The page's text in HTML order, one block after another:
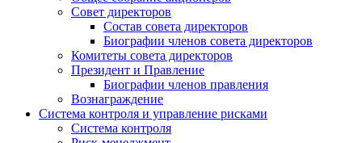
Совет директоров
Состав совета директоров
Биографии членов совета директоров
Комитеты совета директоров
Президент и Правление
Биографии членов правления
Вознаграждение
Система контроля и управление рисками
Система контроля